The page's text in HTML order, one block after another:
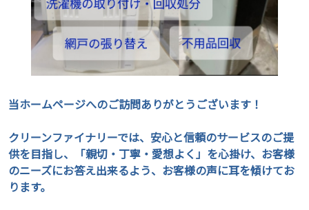
当ホームページへのご訪問ありがとうございます！
クリーンファイナリーでは、安心と信頼のサービスのご提
供を目指し、「親切・丁寧・愛想よく」を心掛け、お客様
のニーズにお答え出来るよう、お客様の声に耳を傾けてお
ります。